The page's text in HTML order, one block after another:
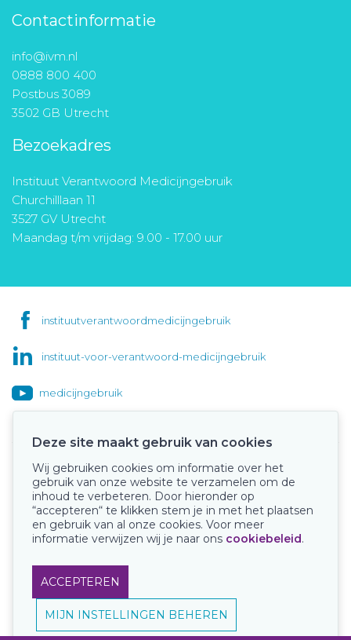
Contactinformatie
info@ivm.nl
0888 800 400
Postbus 3089
3502 GB Utrecht
Bezoekadres
Instituut Verantwoord Medicijngebruik
Churchilllaan 11
3527 GV Utrecht
Maandag t/m vrijdag: 9.00 - 17.00 uur
instituutverantwoordmedicijngebruik
instituut-voor-verantwoord-medicijngebruik
medicijngebruik
Onze keurmerken
Deze site maakt gebruik van cookies
Wij gebruiken cookies om informatie over het
gebruik van onze website te verzamelen om de
inhoud te verbeteren. Door hieronder op
“accepteren“ te klikken stem je in met het plaatsen
en gebruik van al onze cookies. Voor meer
informatie verwijzen wij je naar ons cookiebeleid.
ACCEPTEREN
MIJN INSTELLINGEN BEHEREN